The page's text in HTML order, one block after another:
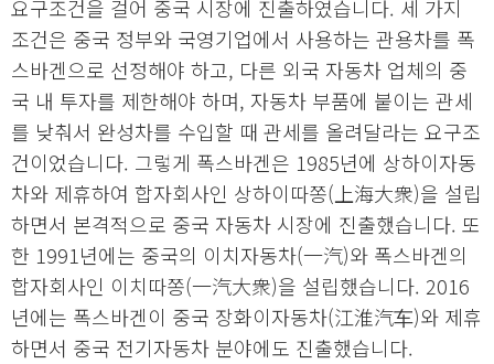
요구조건을 걸어 중국 시장에 진출하였습니다. 세 가지
조건은 중국 정부와 국영기업에서 사용하는 관용차를 폭
스바겐으로 선정해야 하고, 다른 외국 자동차 업체의 중
국 내 투자를 제한해야 하며, 자동차 부품에 붙이는 관세
를 낮춰서 완성차를 수입할 때 관세를 올려달라는 요구조
건이었습니다. 그렇게 폭스바겐은 1985년에 상하이자동
차와 제휴하여 합자회사인 상하이따쫑(上海大衆)을 설립
하면서 본격적으로 중국 자동차 시장에 진출했습니다. 또
한 1991년에는 중국의 이치자동차(一汽)와 폭스바겐의
합자회사인 이치따쫑(一汽大衆)을 설립했습니다. 2016
년에는 폭스바겐이 중국 장화이자동차(江淮汽车)와 제휴
하면서 중국 전기자동차 분야에도 진출했습니다.